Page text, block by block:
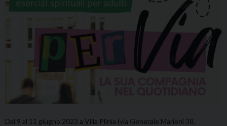
Dal 9 al 11 giugno 2023 a Villa Plinia (via Generale Marieni 38,